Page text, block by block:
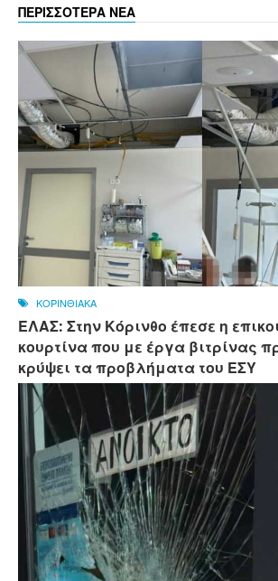
ΠΕΡΙΣΣΟΤΕΡΑ ΝΕΑ
ΚΟΡΙΝΘΙΑΚΑ
ΕΛΑΣ: Στην Κόρινθο έπεσε η
κουρτίνα που με έργα βιτρίνας
κρύψει τα προβλήματα του ΕΣΥ